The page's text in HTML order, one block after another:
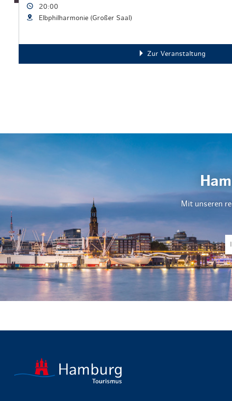
20:00
Elbphilharmonie (Großer Saal)
Zur Veranstaltung
Mit unseren